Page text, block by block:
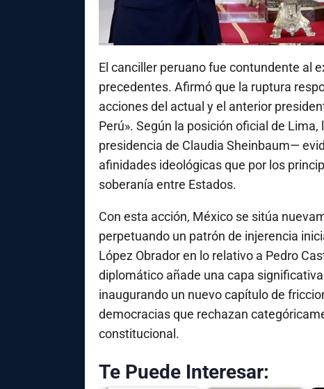
El canciller peruano fue contundente al
precedentes. Afirmó que la ruptura
acciones del actual y el anterior
Perú». Según la posición oficial de
presidencia de Claudia Sheinbaum—
afinidades ideológicas que por los
soberanía entre Estados.
Con esta acción, México se sitúa
perpetuando un patrón de injerencia
López Obrador en lo relativo a Pedro
diplomático añade una capa
inaugurando un nuevo capítulo de
democracias que rechazan
constitucional.
Te Puede Interesar: